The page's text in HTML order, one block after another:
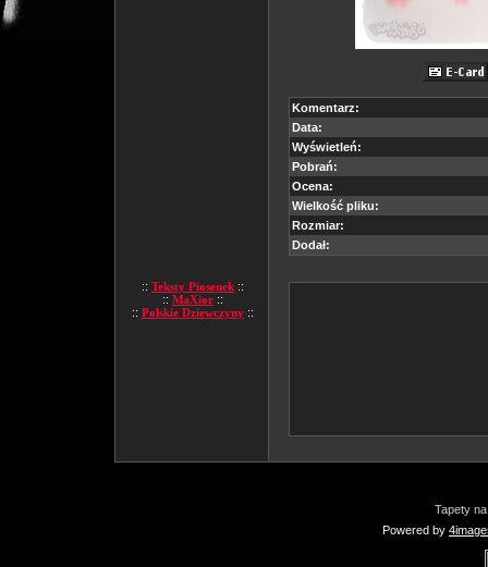
:: Teksty Piosenek ::
:: MaXior ::
:: Polskie Dziewczyny ::
Komentarz:
Data:
Wyświetleń:
Pobrań:
Ocena:
Wielkość pliku:
Rozmiar:
Dodał:
Tapety
Powered by